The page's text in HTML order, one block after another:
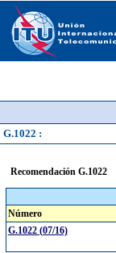
G.1022 :
Recomendación G.1022
Número
G.1022 (07/16)